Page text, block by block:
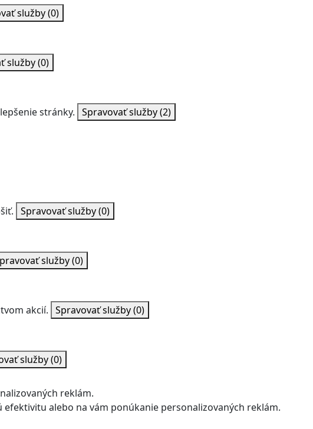
služby(0)
služby(0)
stránky. Spravovať služby(2)
Spravovať služby(0)
služby(0)
akcií. Spravovať služby(0)
služby(0)
reklám.
alebo na vám ponúkanie personalizovaných reklám.